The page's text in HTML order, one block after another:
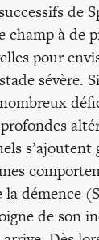
de
à de
pour
sévère.
s’ajoutent
la démence
de son